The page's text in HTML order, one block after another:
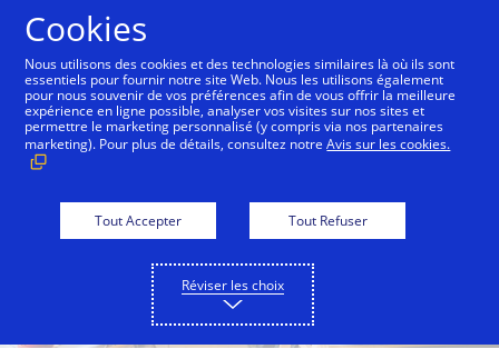
Cookies
Nous utilisons des cookies et des technologies similaires là où ils sont
essentiels pour fournir notre site Web. Nous les utilisons également
pour nous souvenir de vos préférences afin de vous offrir la meilleure
expérience en ligne possible, analyser vos visites sur nos sites et
permettre le marketing personnalisé (y compris via nos partenaires
marketing). Pour plus de détails, consultez notreAvis sur les cookies.
Tout Accepter Tout Refuser
Réviser les choix